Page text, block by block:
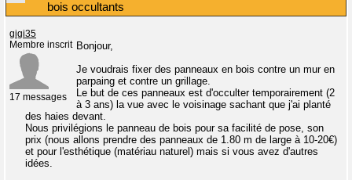
bois occultants
gigi35
Membre inscrit
17 messages
Bonjour,
Je voudrais fixer des panneaux en bois contre un mur en
parpaing et contre un grillage.
Le but de ces panneaux est d'occulter temporairement (2
à 3 ans) la vue avec le voisinage sachant que j'ai planté
des haies devant.
Nous privilégions le panneau de bois pour sa facilité de pose, son
prix (nous allons prendre des panneaux de 1.80 m de large à 10-20€)
et pour l'esthétique (matériau naturel) mais si vous avez d'autres
idées.